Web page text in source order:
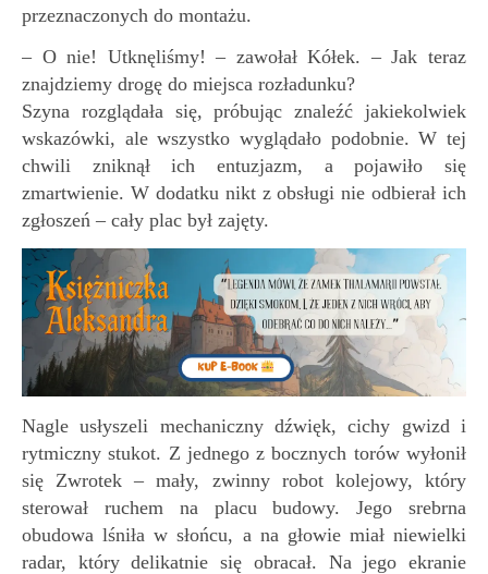
przeznaczonych do montażu.
– O nie! Utknęliśmy! – zawołał Kółek. – Jak teraz
znajdziemy drogę do miejsca rozładunku?
Szyna rozglądała się, próbując znaleźć jakiekolwiek
wskazówki, ale wszystko wyglądało podobnie. W tej
chwili zniknął ich entuzjazm, a pojawiło się
zmartwienie. W dodatku nikt z obsługi nie odbierał ich
zgłoszeń – cały plac był zajęty.
Nagle usłyszeli mechaniczny dźwięk, cichy gwizd i
rytmiczny stukot. Z jednego z bocznych torów wyłonił
się Zwrotek – mały, zwinny robot kolejowy, który
sterował ruchem na placu budowy. Jego srebrna
obudowa lśniła w słońcu, a na głowie miał niewielki
radar, który delikatnie się obracał. Na jego ekranie